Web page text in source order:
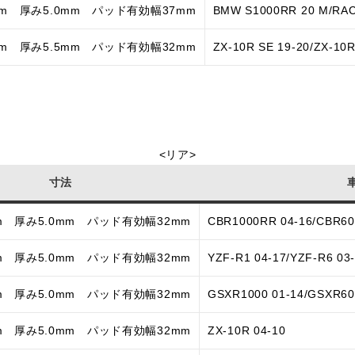
厚み5.0mm パッド有効幅37mm BMW S1000RR 20 M/
厚み5.5mm パッド有効幅32mm ZX-10R SE 19-20/ZX-
<リア>
寸法
厚み5.0mm パッド有効幅32mm CBR1000RR 04-16/
厚み5.0mm パッド有効幅32mm YZF-R1 04-17/YZF-R6
厚み5.0mm パッド有効幅32mm GSXR1000 01-14/
厚み5.0mm パッド有効幅32mm ZX-10R 04-10